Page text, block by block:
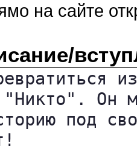
на сайте
"Никто". Он
под